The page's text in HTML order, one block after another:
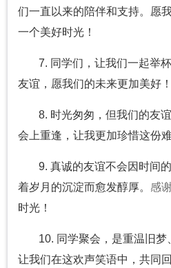
们一直以来的陪伴和支持。愿
一个美好时光！
7. 同学们，让我们一起举
友谊，愿我们的未来更加美好！
8. 时光匆匆，但我们的友
会上重逢，让我更加珍惜这份
9. 真诚的友谊不会因时间
着岁月的沉淀而愈发醇厚。 感
时光！
10. 同学聚会，是重温旧梦
让我们在这欢声笑语中，共同